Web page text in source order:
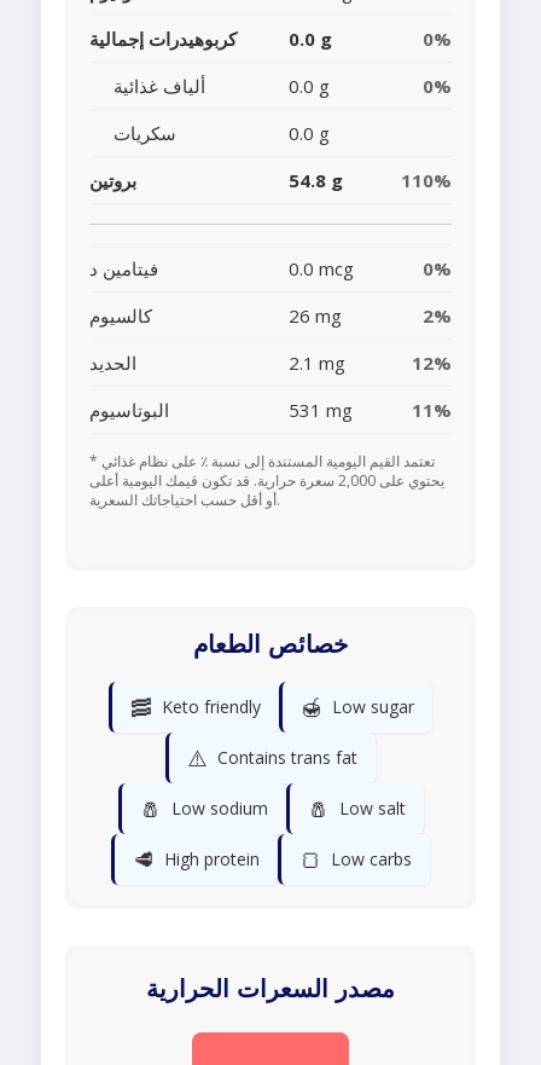
كربوهيدرات إجمالية
0.0 g
0%
ألياف غذائية
0.0 g
0%
سكريات
0.0 g
بروتين
54.8 g 110%
فيتامين د 0.0 mcg
0%
كالسيوم
26 mg
2%
الحديد
2.1 mg
12%
البوتاسيوم
531 mg 11%
* تعتمد القيم اليومية المستندة إلى نسبة ٪ على نظام غذائي
يحتوي على 2,000 سعرة حرارية. قد تكون قيمك اليومية أعلى
أو أقل حسب احتياجاتك السعرية.
خصائص الطعام
🥓 Keto friendly 🍯 Low sugar
⚠️ Contains trans fat
🧂 Low sodium 🧂 Low salt
🥩 High protein 🍞 Low carbs
مصدر السعرات الحرارية